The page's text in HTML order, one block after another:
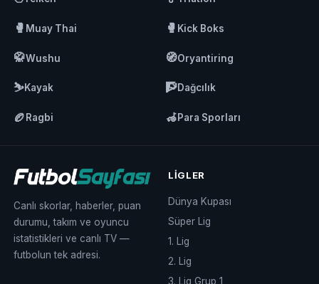
🥊 Muay Thai 🥊 Kick Boks
🥋Wushu 🧭Oryantiring
⛷️Kayak 🧗Dağcılık
🏉 Ragbi 🦽Para Sporları
Canlı skorlar, haberler, puan
durumu, takım ve oyuncu
istatistikleri ve canlı TV —
futbolun tek adresi.
LIGLER
Dünya Kupası
Süper Lig
1. Lig
2. Lig
3. Lig Grup 1